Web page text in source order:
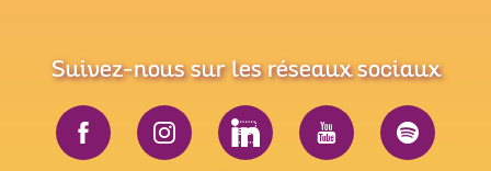
Suivez-nous sur les réseaux sociaux